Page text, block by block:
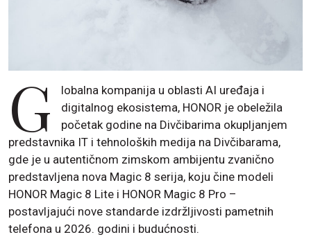
G
lobalna kompanija u oblasti AI uređaja i
digitalnog ekosistema, HONOR je obeležila
početak godine na Divčibarima okupljanjem
predstavnika IT i tehnoloških medija na Divčibarama,
gde je u autentičnom zimskom ambijentu zvanično
predstavljena nova Magic 8 serija, koju čine modeli
HONOR Magic 8 Lite i HONOR Magic 8 Pro –
postavljajući nove standarde izdržljivosti pametnih
telefona u 2026. godini i budućnosti.